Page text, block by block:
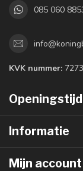
085 060
KVK nummer:
Informatie
Mijn account